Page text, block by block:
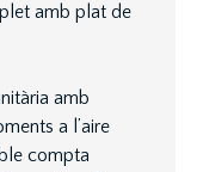
amb plat de
amb
a l’aire
compta